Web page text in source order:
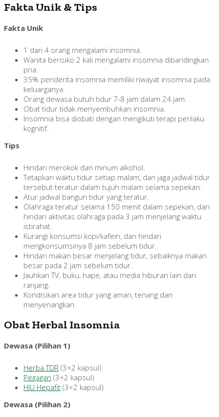
Fakta Unik & Tips
Fakta Unik
1 dari 4 orang mengalami insomnia.
Wanita berisiko 2 kali mengalami insomnia dibandingkan
pria.
35% penderita insomnia memiliki riwayat insomnia pada
keluarganya.
Orang dewasa butuh tidur 7-8 jam dalam 24 jam.
Obat tidur tidak menyembuhkan insomnia.
Insomnia bisa diobati dengan mengikuti terapi perilaku
kognitif.
Tips
Hindari merokok dan minum alkohol.
Tetapkan waktu tidur setiap malam, dan jaga jadwal tidur
tersebut teratur dalam tujuh malam selama sepekan.
Atur jadwal bangun tidur yang teratur.
Olahraga teratur selama 150 menit dalam sepekan, dan
hindari aktivitas olahraga pada 3 jam menjelang waktu
istirahat.
Kurangi konsumsi kopi/kafein, dan hindari
mengkonsumsinya 8 jam sebelum tidur.
Hindari makan besar menjelang tidur, sebaiknya makan
besar pada 2 jam sebelum tidur.
Jauhkan TV, buku, hape, atau media hiburan lain dari
ranjang.
Kondisikan area tidur yang aman, tenang dan
menyenangkan.
Obat Herbal Insomnia
Dewasa (Pilihan 1)
Herba TDR (3×2 kapsul)
Pegagan (3×2 kapsul)
HIU Hepafit (3×2 kapsul)
Dewasa (Pilihan 2)